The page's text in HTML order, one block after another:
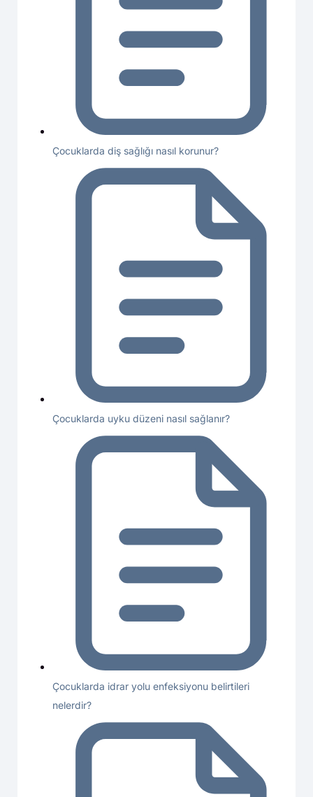
Çocuklarda diş sağlığı nasıl korunur?
Çocuklarda uyku düzeni nasıl sağlanır?
Çocuklarda idrar yolu enfeksiyonu belirtileri
nelerdir?